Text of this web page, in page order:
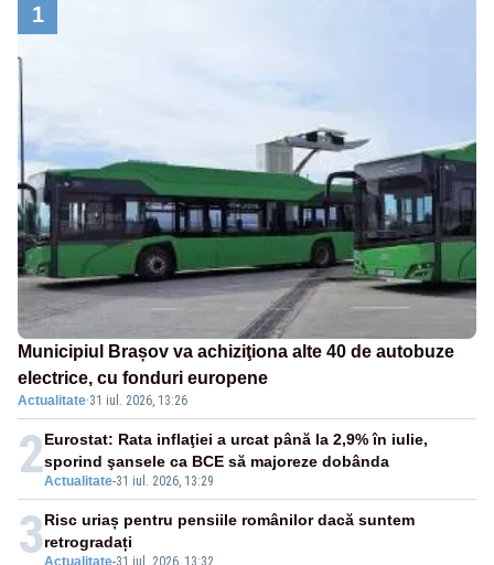
1
Municipiul Brașov va achiziţiona alte 40 de autobuze
electrice, cu fonduri europene
Actualitate·31 iul. 2026, 13:26
2Actualitate-31 iul. 2026, 13:29
Eurostat: Rata inflaţiei a urcat până la 2,9% în iulie,
sporind şansele ca BCE să majoreze dobânda
3Actualitate-31 iul. 2026, 13:32
Risc uriaș pentru pensiile românilor dacă suntem
retrogradați